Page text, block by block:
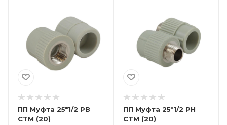
ПП Муфта 25*1/2 РВ
СТМ (20)
ПП Муфта 25*1/2 РН
СТМ (20)